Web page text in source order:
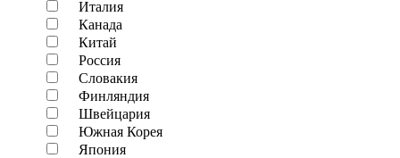
Италия
Канада
Китай
Россия
Словакия
Финляндия
Швейцария
Южная Корея
Япония